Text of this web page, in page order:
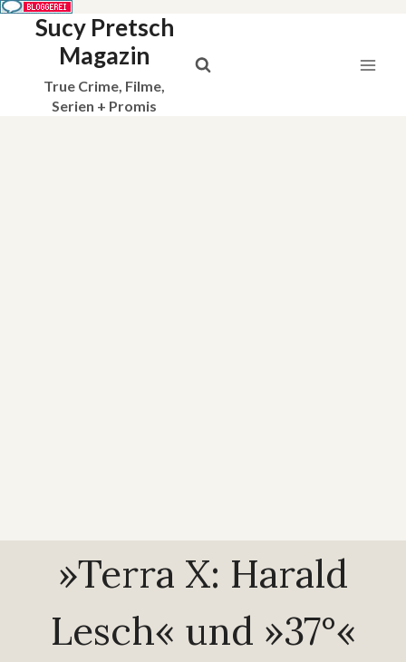
Sucy Pretsch
Magazin
True Crime, Filme,
Serien + Promis
»Terra X: Harald
Lesch« und »37°«